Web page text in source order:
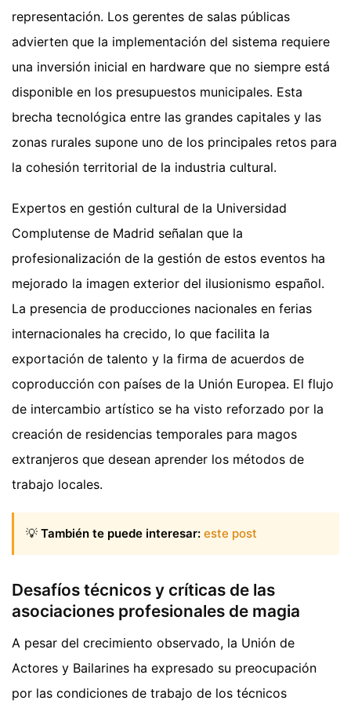
representación. Los gerentes de salas públicas
advierten que la implementación del sistema requiere
una inversión inicial en hardware que no siempre está
disponible en los presupuestos municipales. Esta
brecha tecnológica entre las grandes capitales y las
zonas rurales supone uno de los principales retos para
la cohesión territorial de la industria cultural.
Expertos en gestión cultural de la Universidad
Complutense de Madrid señalan que la
profesionalización de la gestión de estos eventos ha
mejorado la imagen exterior del ilusionismo español.
La presencia de producciones nacionales en ferias
internacionales ha crecido, lo que facilita la
exportación de talento y la firma de acuerdos de
coproducción con países de la Unión Europea. El flujo
de intercambio artístico se ha visto reforzado por la
creación de residencias temporales para magos
extranjeros que desean aprender los métodos de
trabajo locales.
💡 También te puede interesar: este post
Desafíos técnicos y críticas de las
asociaciones profesionales de magia
A pesar del crecimiento observado, la Unión de
Actores y Bailarines ha expresado su preocupación
por las condiciones de trabajo de los técnicos